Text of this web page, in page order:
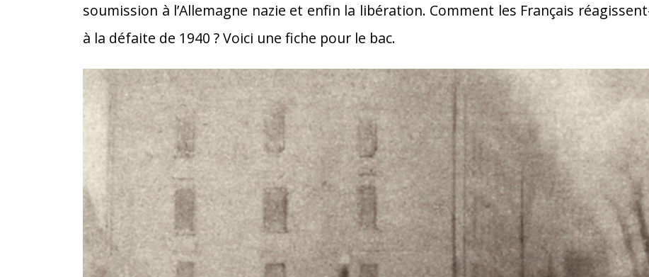
soumission à l’Allemagne nazie et enfin la libération. Comment les Français
à la défaite de 1940 ? Voici une fiche pour le bac.